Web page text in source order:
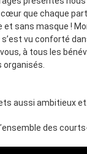
que chaque
sans masque !
vu conforté
à tous les
aussi ambitieux
des